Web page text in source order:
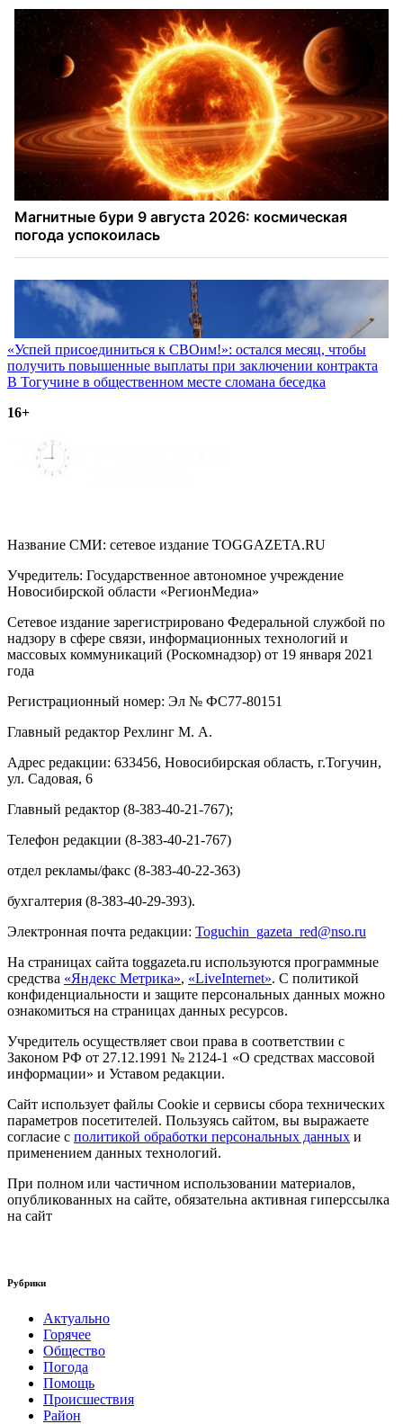
Навигация
по
записям
«Успей присоединиться к СВОим!»: остался месяц, чтобы
получить повышенные выплаты при заключении контракта
В Тогучине в общественном месте сломана беседка
16+
Название СМИ: cетевое издание TOGGAZETA.RU
Учредитель: Государственное автономное учреждение
Новосибирской области «РегионМедиа»
Сетевое издание зарегистрировано Федеральной службой по
надзору в сфере связи, информационных технологий и
массовых коммуникаций (Роскомнадзор) от 19 января 2021
года
Регистрационный номер: Эл № ФС77-80151
Главный редактор Рехлинг М. А.
Адрес редакции: 633456, Новосибирская область, г.Тогучин,
ул. Садовая, 6
Главный редактор (8-383-40-21-767);
Телефон редакции (8-383-40-21-767)
отдел рекламы/факс (8-383-40-22-363)
бухгалтерия (8-383-40-29-393).
Электронная почта редакции: Toguchin gazeta red@nso.ru
На страницах сайта toggazeta.ru используются программные
средства «Яндекс Метрика», «LiveInternet». С политикой
конфиденциальности и защите персональных данных можно
ознакомиться на страницах данных ресурсов.
Учредитель осуществляет свои права в соответствии с
Законом РФ от 27.12.1991 № 2124-1 «О средствах массовой
информации» и Уставом редакции.
Сайт использует файлы Cookie и сервисы сбора технических
параметров посетителей. Пользуясь сайтом, вы выражаете
согласие с политикой обработки персональных данных и
применением данных технологий.
При полном или частичном использовании материалов,
опубликованных на сайте, обязательна активная гиперссылка
на сайт
Рубрики
Актуально
Горячее
Общество
Погода
Помощь
Происшествия
Район